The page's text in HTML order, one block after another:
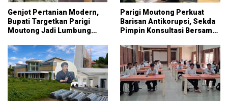
Genjot Pertanian Modern,
Bupati Targetkan Parigi
Moutong Jadi Lumbung
Parigi Moutong Perkuat
Barisan Antikorupsi, Sekda
Pimpin Konsultasi Bersama